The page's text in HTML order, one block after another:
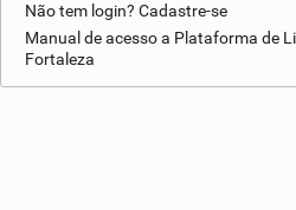
Não tem login? Cadastre-se
Manual de acesso a Plataforma de
Fortaleza